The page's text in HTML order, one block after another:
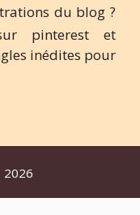
du blog ?
pinterest et
inédites pour